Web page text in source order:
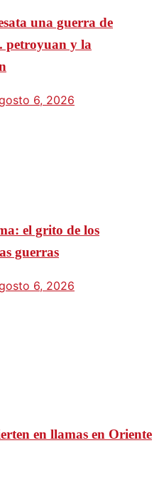
una guerra de
petroyuan y la
6, 2026
el grito de los
guerras
6, 2026
en llamas en Oriente